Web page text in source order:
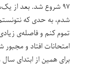
۹۷ شروع شد. بعد از
شدم، به حدی که
تموم کنم و فاصله‌ی
امتحانات افتاد و مجبور